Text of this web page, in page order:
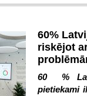
60%
riskējot
60 %
pietiekami